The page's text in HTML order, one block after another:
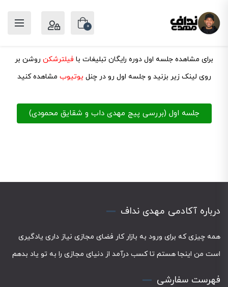
0
برای مشاهده جلسه اول دوره رایگان تبلیغات با فیلترشکن روشن بر
روی لینک زیر بزنید و جلسه اول رو در چنل یوتیوب مشاهده کنید
جلسه اول (بررسی پیج مهدی داب و شقایق محمودی)
درباره آکادمی مهدی نداف
همه چیزی که برای ورود به بازار کار فضای مجازی نیاز داری یادگیری
است من اینجا هستم تا کسب درآمد از دنیای مجازی را به تو یاد بدهم
فهرست سفارشی